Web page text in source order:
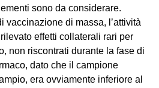
sono da considerare.
vaccinazione di massa, l’attività
effetti collaterali rari per
non riscontrati durante la fase di
dato che il campione
era ovviamente inferiore al